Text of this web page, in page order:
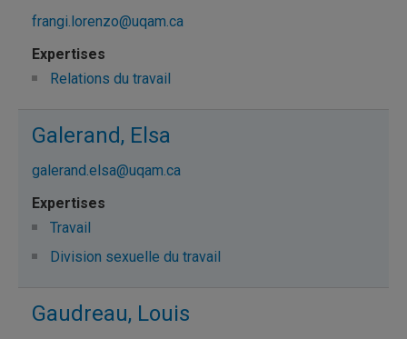
frangi.lorenzo@uqam.ca
Relations du travail
Galerand, Elsa
galerand.elsa@uqam.ca
Travail
Division sexuelle du travail
Gaudreau, Louis